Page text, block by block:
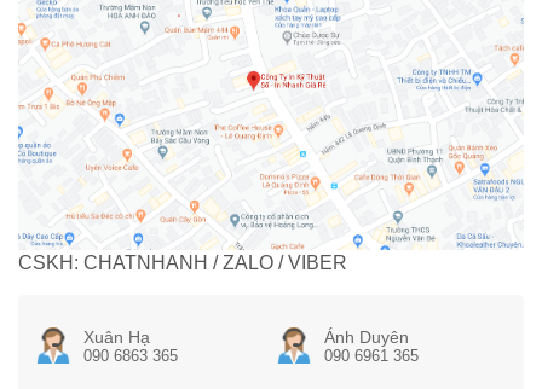
CSKH: CHATNHANH / ZALO / VIBER
Xuân Hạ
090 6863 365
Ánh Duyên
090 6961 365